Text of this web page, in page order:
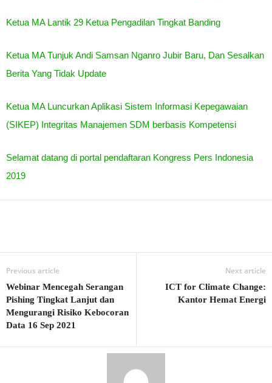
Ketua MA Lantik 29 Ketua Pengadilan Tingkat Banding
Ketua MA Tunjuk Andi Samsan Nganro Jubir Baru, Dan Sesalkan
Berita Yang Tidak Update
Ketua MA Luncurkan Aplikasi Sistem Informasi Kepegawaian
(SIKEP) Integritas Manajemen SDM berbasis Kompetensi
Selamat datang di portal pendaftaran Kongress Pers Indonesia
2019
Previous article
Webinar Mencegah Serangan
Pishing Tingkat Lanjut dan
Mengurangi Risiko Kebocoran
Data 16 Sep 2021
Next article
ICT for Climate Change:
Kantor Hemat Energi